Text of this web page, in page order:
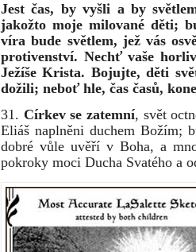
Jest čas, by vyšli a by
jakožto moje milované děti;
víra bude světlem, jež vás
protivenství. Nechť vaše
Ježíše Krista. Bojujte, děti
dožili; neboť hle, čas časů,
31. Církev se zatemní, svět
Eliáš naplněni duchem Božím;
dobré vůle uvěří v Boha, a
pokroky moci Ducha Svatého a